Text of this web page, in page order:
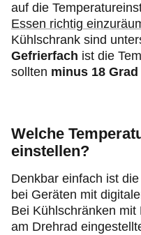
auf die
Essen richtig
Kühlschrank sind
Gefrierfach ist die
sollten minus 18 Grad
Welche
einstellen?
Denkbar einfach ist die
bei Geräten mit
Bei Kühlschränken
am Drehrad